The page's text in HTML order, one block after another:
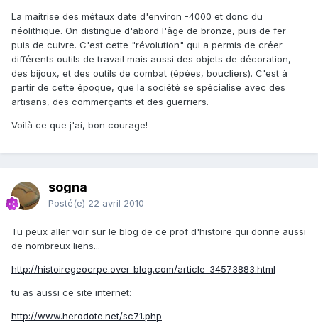
La maitrise des métaux date d'environ -4000 et donc du
néolithique. On distingue d'abord l'âge de bronze, puis de fer
puis de cuivre. C'est cette "révolution" qui a permis de créer
différents outils de travail mais aussi des objets de décoration,
des bijoux, et des outils de combat (épées, boucliers). C'est à
partir de cette époque, que la société se spécialise avec des
artisans, des commerçants et des guerriers.
Voilà ce que j'ai, bon courage!
sogna
Posté(e) 22 avril 2010
Tu peux aller voir sur le blog de ce prof d'histoire qui donne aussi
de nombreux liens...
http://histoiregeocrpe.over-blog.com/article-34573883.html
tu as aussi ce site internet:
http://www.herodote.net/sc71.php